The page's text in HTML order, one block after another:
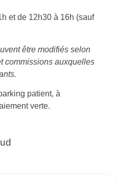
et de 12h30 à 16h (sauf
être modifiés selon
commissions auxquelles
patient, à
verte.